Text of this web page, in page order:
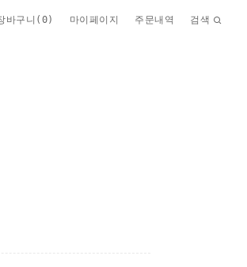
바구니( 0) 마이페이지 주문내역 검색